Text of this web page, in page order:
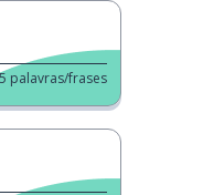
palavras/frases